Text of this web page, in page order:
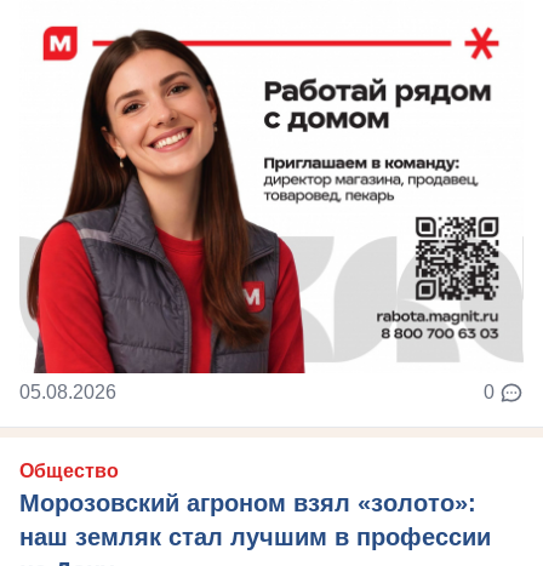
05.08.2026 0
Общество
Морозовский агроном взял «золото»:
наш земляк стал лучшим в профессии